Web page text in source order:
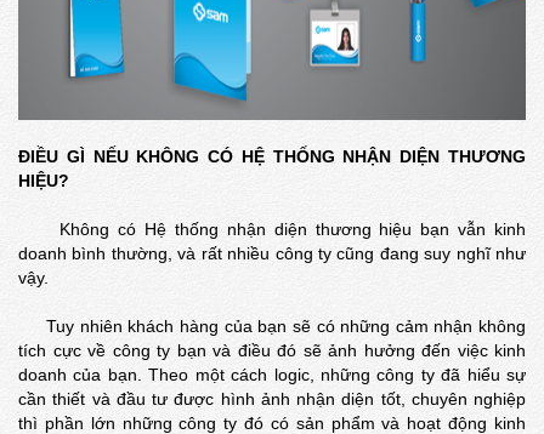
ĐIỀU GÌ NẾU KHÔNG CÓ HỆ THỐNG NHẬN DIỆN THƯƠNG
HIỆU?
Không có Hệ thống nhận diện thương hiệu bạn vẫn kinh
doanh bình thường, và rất nhiều công ty cũng đang suy nghĩ như
vậy.
Tuy nhiên khách hàng của bạn sẽ có những cảm nhận không
tích cực về công ty bạn và điều đó sẽ ảnh hưởng đến việc kinh
doanh của bạn. Theo một cách logic, những công ty đã hiểu sự
cần thiết và đầu tư được hình ảnh nhận diện tốt, chuyên nghiệp
thì phần lớn những công ty đó có sản phẩm và hoạt động kinh